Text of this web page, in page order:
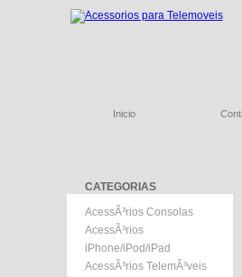
Inicio
CATEGORIAS
AcessÃ³rios Consolas
AcessÃ³rios
iPhone/iPod/iPad
AcessÃ³rios TelemÃ³veis